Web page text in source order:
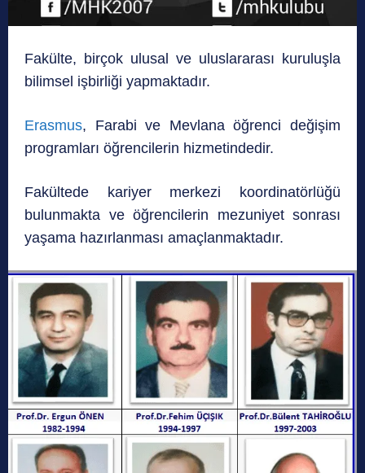
Fakülte, birçok ulusal ve uluslararası kuruluşla
bilimsel işbirliği yapmaktadır.
Erasmus, Farabi ve Mevlana öğrenci değişim
programları öğrencilerin hizmetindedir.
Fakültede kariyer merkezi koordinatörlüğü
bulunmakta ve öğrencilerin mezuniyet sonrası
yaşama hazırlanması amaçlanmaktadır.